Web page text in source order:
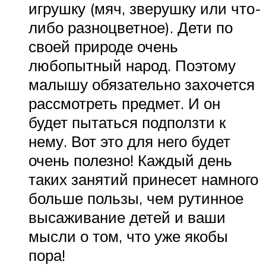
игрушку (мяч, зверушку или что-
либо разноцветное). Дети по
своей природе очень
любопытный народ. Поэтому
малышу обязательно захочется
рассмотреть предмет. И он
будет пытаться подползти к
нему. Вот это для него будет
очень полезно! Каждый день
таких занятий принесет намного
больше пользы, чем рутинное
высаживание детей и ваши
мысли о том, что уже якобы
пора!